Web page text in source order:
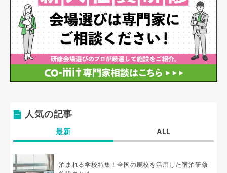
人気の記事
最新 ALL
泊まれる学校特集！全国の廃校を活用した宿泊研修